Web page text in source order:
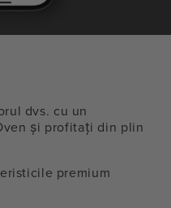
dvs. cu un
și profitați din plin
premium